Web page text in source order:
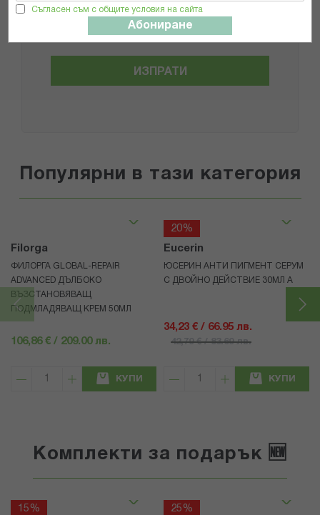
Съгласен съм с общите условия на сайта
Абониране
Общите условия и политиката за
поверителност
*
ИЗПРАТИ
Популярни в тази категория
Filorga
ФИЛОРГА GLOBAL-REPAIR
ADVANCED ДЪЛБОКО
ВЪЗСТАНОВЯВАЩ
ПОДМЛАДЯВАЩ КРЕМ 50МЛ
106,86 € / 209.00 лв.
КУПИ
20%
Eucerin
ЮСЕРИН АНТИ ПИГМЕНТ СЕРУМ
С ДВОЙНО ДЕЙСТВИЕ 30МЛ А
34,23 € / 66.95 лв.
42,79 € / 83.69 лв.
КУПИ
Комплекти за подарък 🆕
15%
25%